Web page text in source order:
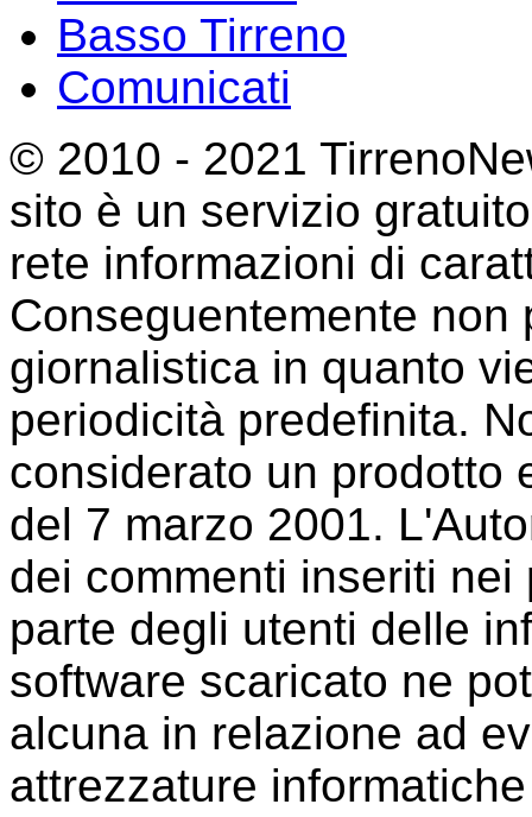
Basso Tirreno
Comunicati
© 2010 - 2021
sito è un servizio
rete informazioni di
Conseguentemente
giornalistica in quanto
periodicità predefinita.
considerato un prodotto
del 7 marzo 2001.
dei commenti inseriti nei
parte degli utenti delle
software scaricato ne
alcuna in relazione ad
attrezzature